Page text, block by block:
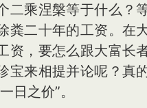
二乘涅槃等于什么？
粪二十年的工资。在
资，要怎么跟大富长
宝来相提并论呢？真
日之价”。